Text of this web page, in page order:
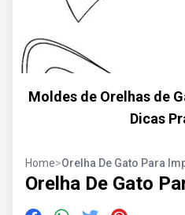
Moldes de Orelhas de
Dicas
Home>Orelha De Gato Para
Orelha De Gato